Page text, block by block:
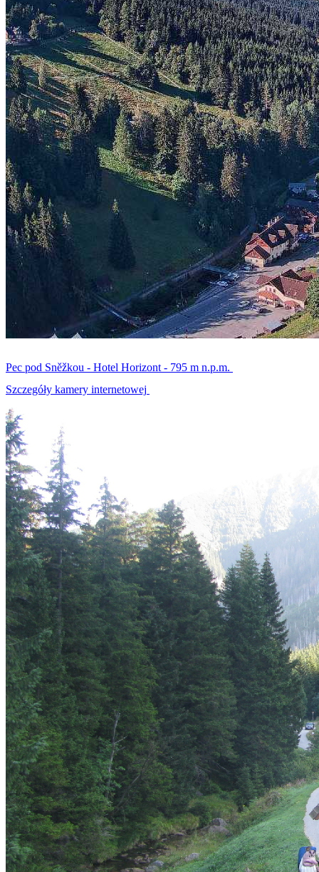
Pec pod Sněžkou - Hotel Horizont - 795 m n.p.m.
Szczegóły kamery internetowej